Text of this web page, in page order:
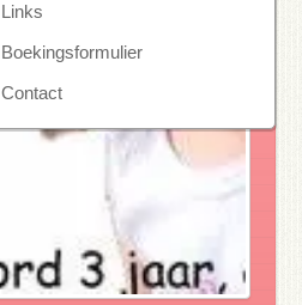
Links
Boekingsformulier
Contact